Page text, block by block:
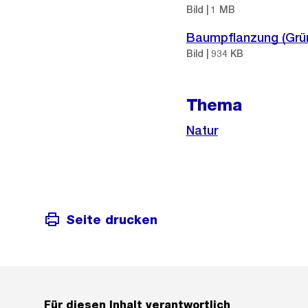
Bild | 1 MB
Baumpflanzung
Bild | 934 KB
Thema
Natur
Seite drucken
Für diesen Inhalt verantwortlich